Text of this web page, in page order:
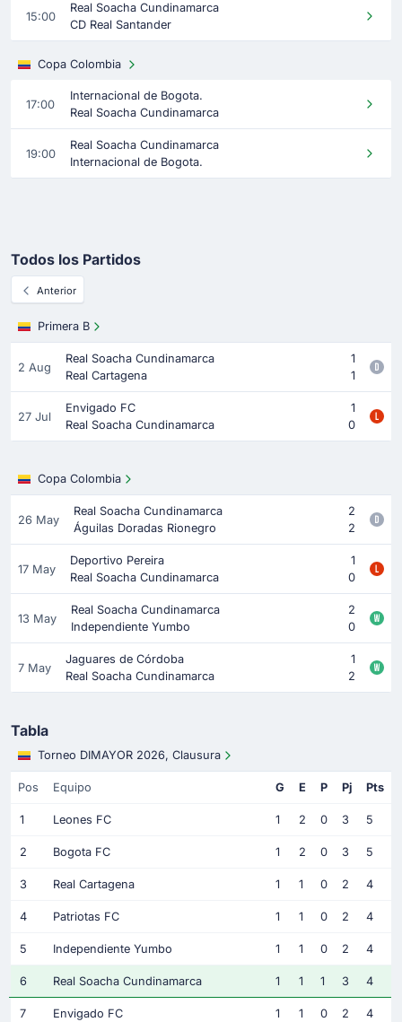
15:00
Real Soacha Cundinamarca
CD Real Santander
Copa Colombia
17:00
Internacional de Bogota.
Real Soacha Cundinamarca
19:00
Real Soacha Cundinamarca
Internacional de Bogota.
Todos los Partidos
Anterior
Primera B
2 Aug
Real Soacha Cundinamarca
1
Real Cartagena
1
27 Jul
Envigado FC
1
Real Soacha Cundinamarca
0
Copa Colombia
26 May
Real Soacha Cundinamarca
2
Águilas Doradas Rionegro
2
17 May
Deportivo Pereira
1
Real Soacha Cundinamarca
0
13 May
Real Soacha Cundinamarca
2
Independiente Yumbo
0
7 May
Jaguares de Córdoba
1
Real Soacha Cundinamarca
2
Tabla
Torneo DIMAYOR 2026, Clausura
Pos Equipo G E P Pj Pts
1 Leones FC 1 2 0 3 5
2 Bogota FC 1 2 0 3 5
3 Real Cartagena 1 1 0 2 4
4 Patriotas FC 1 1 0 2 4
5 Independiente Yumbo 1 1 0 2 4
6 Real Soacha Cundinamarca 1 1 1 3 4
7 Envigado FC 1 1 0 2 4